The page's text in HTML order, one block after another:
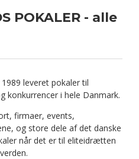
POKALER - alle
1989 leveret pokaler til
konkurrencer i hele Danmark.
firmaer, events,
og store dele af det danske
når det er til eliteidrætten